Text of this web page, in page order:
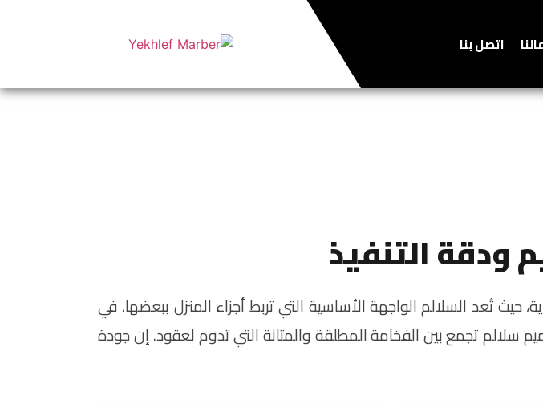
اتصل بنا
ودقة التنفيذ
حيث تُعد السلالم الواجهة الأساسية التي تربط أجزاء المنزل ببعضها. في
سلالم تجمع بين الفخامة المطلقة والمتانة التي تدوم لعقود. إن جودة